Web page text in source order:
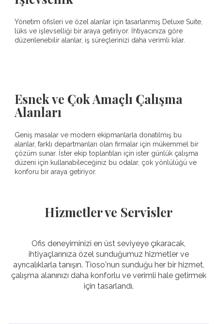
Yönetim ofisleri ve özel alanlar için tasarlanmış Deluxe Suite,
lüks ve işlevselliği bir araya getiriyor. İhtiyacınıza göre
düzenlenebilir alanlar, iş süreçlerinizi daha verimli kılar.
Esnek ve Çok Amaçlı Çalışma
Alanları
Geniş masalar ve modern ekipmanlarla donatılmış bu
alanlar, farklı departmanları olan firmalar için mükemmel bir
çözüm sunar. İster ekip toplantıları için ister günlük çalışma
düzeni için kullanabileceğiniz bu odalar, çok yönlülüğü ve
konforu bir araya getiriyor.
Hizmetler ve Servisler
Ofis deneyiminizi en üst seviyeye çıkaracak,
ihtiyaçlarınıza özel sunduğumuz hizmetler ve
ayrıcalıklarla tanışın. Tioso'nun sunduğu her bir hizmet,
çalışma alanınızı daha konforlu ve verimli hale getirmek
için tasarlandı.